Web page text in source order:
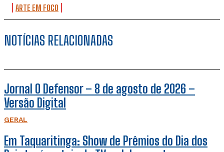
ARTE EM FOCO
NOTÍCIAS RELACIONADAS
Jornal O Defensor – 8 de agosto de 2026 –
Versão Digital
GERAL
Em Taquaritinga: Show de Prêmios do Dia dos